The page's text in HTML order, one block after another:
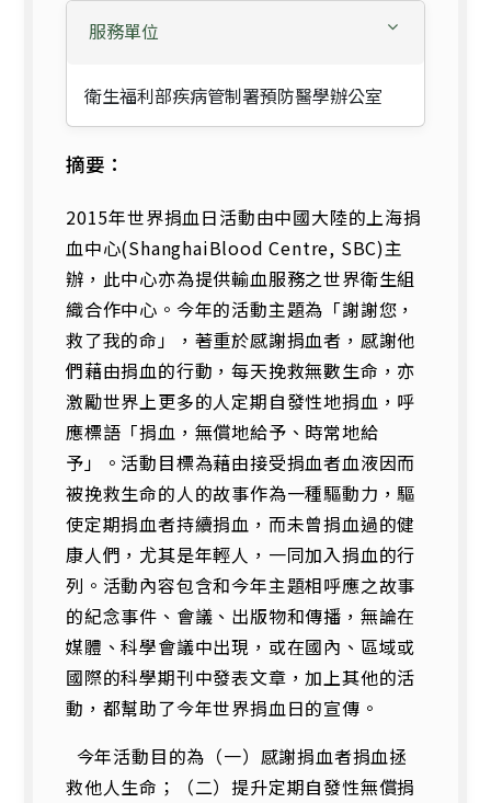
服務單位
衛生福利部疾病管制署預防醫學辦公室
摘要：
2015年世界捐血日活動由中國大陸的上海捐
血中心(ShanghaiBlood Centre, SBC)主
辦，此中心亦為提供輸血服務之世界衛生組
織合作中心。今年的活動主題為「謝謝您，
救了我的命」，著重於感謝捐血者，感謝他
們藉由捐血的行動，每天挽救無數生命，亦
激勵世界上更多的人定期自發性地捐血，呼
應標語「捐血，無償地給予、時常地給
予」。活動目標為藉由接受捐血者血液因而
被挽救生命的人的故事作為一種驅動力，驅
使定期捐血者持續捐血，而未曾捐血過的健
康人們，尤其是年輕人，一同加入捐血的行
列。活動內容包含和今年主題相呼應之故事
的紀念事件、會議、出版物和傳播，無論在
媒體、科學會議中出現，或在國內、區域或
國際的科學期刊中發表文章，加上其他的活
動，都幫助了今年世界捐血日的宣傳。
今年活動目的為（一）感謝捐血者捐血拯
救他人生命；（二）提升定期自發性無償捐